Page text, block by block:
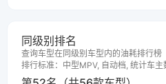
同级别排名
查询车型在同级别车型内的油耗排行榜
排行标准：中型MPV, 自动档, 统计车主